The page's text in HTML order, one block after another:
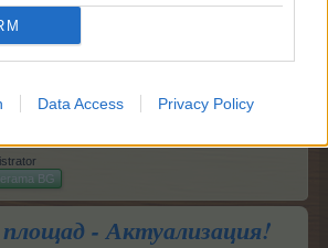
Data Access Privacy Policy
на Фармерама​
BG
- Актуализация!